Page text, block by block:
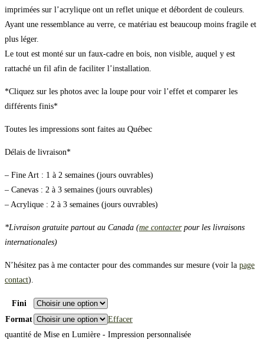
imprimées sur l’acrylique ont un reflet unique et débordent de couleurs.
Ayant une ressemblance au verre, ce matériau est beaucoup moins fragile et
plus léger.
Le tout est monté sur un faux-cadre en bois, non visible, auquel y est
rattaché un fil afin de faciliter l’installation.
*Cliquez sur les photos avec la loupe pour voir l’effet et comparer les
différents finis*
Toutes les impressions sont faites au Québec
Délais de livraison*
– Fine Art : 1 à 2 semaines (jours ouvrables)
– Canevas : 2 à 3 semaines (jours ouvrables)
– Acrylique : 2 à 3 semaines (jours ouvrables)
*Livraison gratuite partout au Canada (me contacterpour les livraisons
internationales)
N’hésitez pas à me contacter pour des commandes sur mesure (voir la page
contact).
Fini
Format
Effacer
quantité de Mise en Lumière - Impression personnalisée